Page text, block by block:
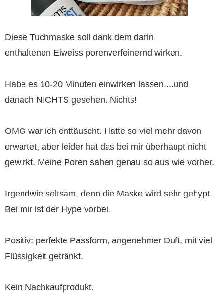
Diese Tuchmaske soll dank dem darin
enthaltenen Eiweiss porenverfeinernd wirken.
Habe es 10-20 Minuten einwirken lassen....und
danach NICHTS gesehen. Nichts!
OMG war ich enttäuscht. Hatte so viel mehr davon
erwartet, aber leider hat das bei mir überhaupt nicht
gewirkt. Meine Poren sahen genau so aus wie vorher.
Irgendwie seltsam, denn die Maske wird sehr gehypt.
Bei mir ist der Hype vorbei.
Positiv: perfekte Passform, angenehmer Duft, mit viel
Flüssigkeit getränkt.
Kein Nachkaufprodukt.